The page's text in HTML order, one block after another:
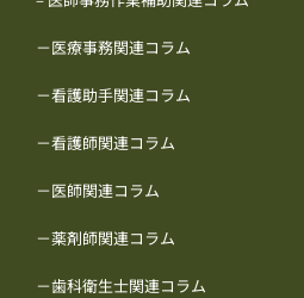
－医療事務関連コラム
－看護助手関連コラム
－看護師関連コラム
－医師関連コラム
－薬剤師関連コラム
－歯科衛生士関連コラム